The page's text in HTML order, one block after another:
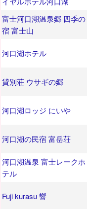
富士河口湖温泉郷 四季の
宿 富士山
河口湖ホテル
貸別荘 ウサギの郷
河口湖ロッジ にいや
河口湖の民宿 富岳荘
河口湖温泉 富士レークホ
テル
Fuji kurasu 響